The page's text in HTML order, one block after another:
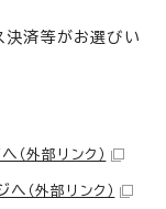
決済等がお選びい
（外部リンク）
へ （外部リンク）